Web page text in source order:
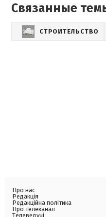
Связанные
СТРОИТЕЛЬСТВО
Про нас
Редакція
Редакційна політика
Про телеканал
Телеведучі